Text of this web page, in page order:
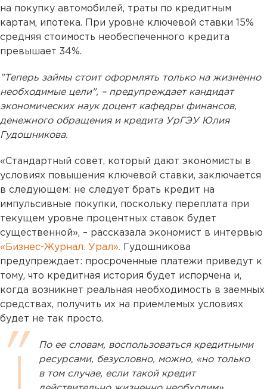
на покупку автомобилей, траты по кредитным
картам, ипотека. При уровне ключевой ставки 15%
средняя стоимость необеспеченного кредита
превышает 34%.
"Теперь займы стоит оформлять только на жизненно
необходимые цели", – предупреждает кандидат
экономических наук доцент кафедры финансов,
денежного обращения и кредита УрГЭУ Юлия
Гудошникова.
«Стандартный совет, который дают экономисты в
условиях повышения ключевой ставки, заключается
в следующем: не следует брать кредит на
импульсивные покупки, поскольку переплата при
текущем уровне процентных ставок будет
существенной», – рассказала экономист в интервью
«Бизнес-Журнал. Урал». Гудошникова
предупреждает: просроченные платежи приведут к
тому, что кредитная история будет испорчена и,
когда возникнет реальная необходимость в заемных
средствах, получить их на приемлемых условиях
будет не так просто.
По ее словам, воспользоваться кредитными
ресурсами, безусловно, можно, «но только
в том случае, если такой кредит